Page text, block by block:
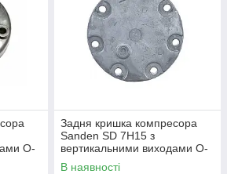
O-
Задня кришка компресора
Sanden SD 7Н15 з
вертикальними виходами O-
Ring
В наявності